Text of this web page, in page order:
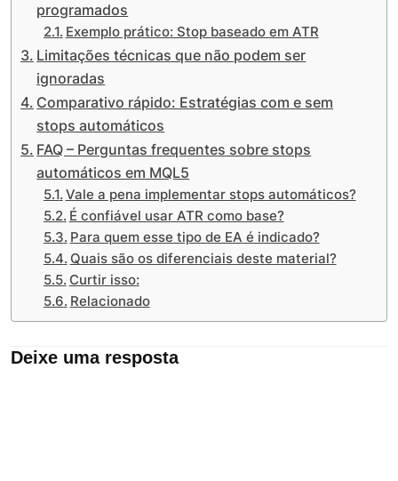
programados
Exemplo prático: Stop baseado em ATR
Limitações técnicas que não podem ser
ignoradas
Comparativo rápido: Estratégias com e sem
stops automáticos
FAQ – Perguntas frequentes sobre stops
automáticos em MQL5
Vale a pena implementar stops automáticos?
É confiável usar ATR como base?
Para quem esse tipo de EA é indicado?
Quais são os diferenciais deste material?
Curtir isso:
Relacionado
Deixe uma resposta